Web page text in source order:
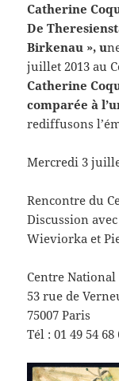
Catherine
De
Birkenau », u
juillet 2013 au
Catherine
comparée à
rediffusons
Mercredi 3
Rencontre du
Discussion
Wieviorka et
Centre
53 rue de
75007 Paris
Tél : 01 49 54 68